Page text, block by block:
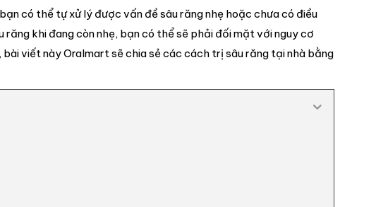
có thể tự xử lý được vấn đề sâu răng nhẹ hoặc chưa có điều
khi đang còn nhẹ, bạn có thể sẽ phải đối mặt với nguy cơ
viết này Oralmart sẽ chia sẻ các cách trị sâu răng tại nhà bằng